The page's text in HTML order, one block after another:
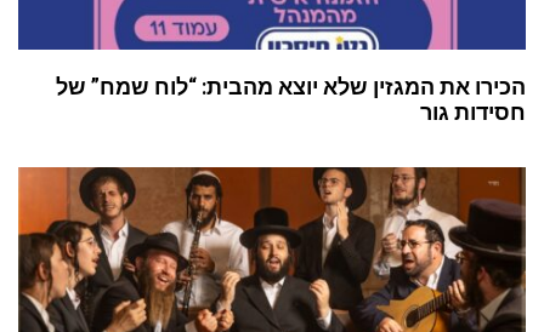
הכירו את המגזין שלא יוצא מהבית: “לוח שמח” של
חסידות גור